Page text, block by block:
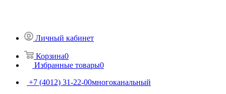
Личный кабинет
Корзина0
Избранные товары0
+7 (4012) 31-22-00многоканальный